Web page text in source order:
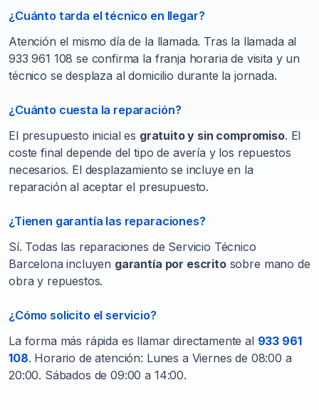
¿Cuánto tarda el técnico en llegar?
Atención el mismo día de la llamada. Tras la llamada al
933 961 108 se confirma la franja horaria de visita y un
técnico se desplaza al domicilio durante la jornada.
¿Cuánto cuesta la reparación?
El presupuesto inicial es gratuito y sin compromiso. El
coste final depende del tipo de avería y los repuestos
necesarios. El desplazamiento se incluye en la
reparación al aceptar el presupuesto.
¿Tienen garantía las reparaciones?
Sí. Todas las reparaciones de Servicio Técnico
Barcelona incluyen garantía por escritosobre mano de
obra y repuestos.
¿Cómo solicito el servicio?
La forma más rápida es llamar directamente al 933 961
108. Horario de atención: Lunes a Viernes de 08:00 a
20:00. Sábados de 09:00 a 14:00.